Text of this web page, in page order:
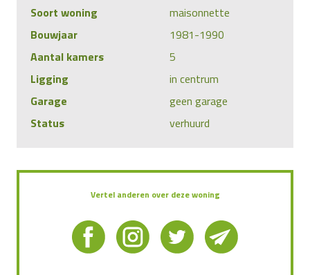
Soort woning
maisonnette
Bouwjaar
1981-1990
Aantal kamers
5
Ligging
in centrum
Garage
geen garage
Status
verhuurd
Vertel anderen over deze woning